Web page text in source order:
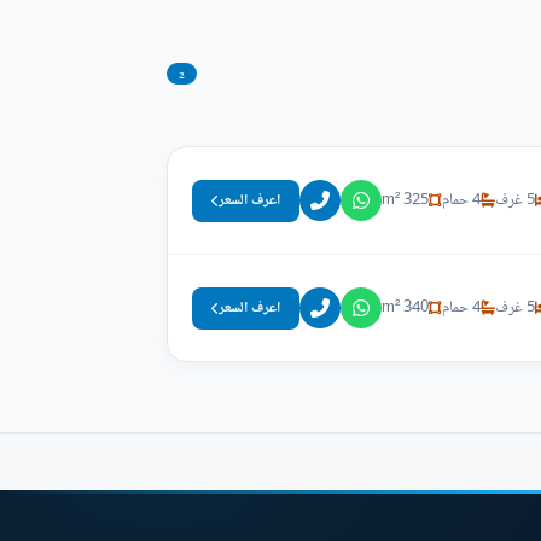
2
5 غرف 4 حمام 325 m² اعرف السعر
5 غرف 4 حمام 340 m² اعرف السعر